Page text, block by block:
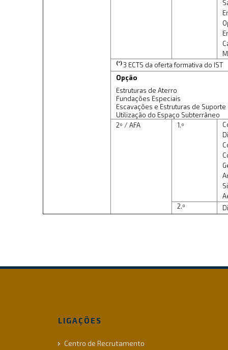
(*)3 ECTS da oferta formativa do IST
Opção
Estruturas de Aterro
Fundações Especiais
Escavações e Estruturas de Suporte
Utilização do Espaço Subterrâneo
2º / AFA
1.º
2.º
LIGAÇÕES
Centro de Recrutamento